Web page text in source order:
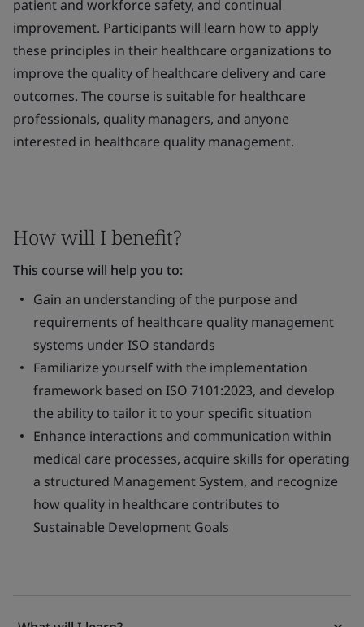
patient and workforce safety, and continual
improvement. Participants will learn how to apply
these principles in their healthcare organizations to
improve the quality of healthcare delivery and care
outcomes. The course is suitable for healthcare
professionals, quality managers, and anyone
interested in healthcare quality management.
How will I benefit?
This course will help you to:
Gain an understanding of the purpose and
requirements of healthcare quality management
systems under ISO standards
Familiarize yourself with the implementation
framework based on ISO 7101:2023, and develop
the ability to tailor it to your specific situation
Enhance interactions and communication within
medical care processes, acquire skills for operating
a structured Management System, and recognize
how quality in healthcare contributes to
Sustainable Development Goals